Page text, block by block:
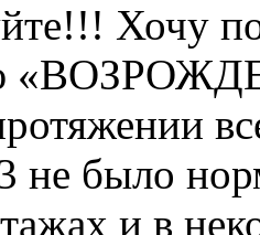
Хочу
не было
и в